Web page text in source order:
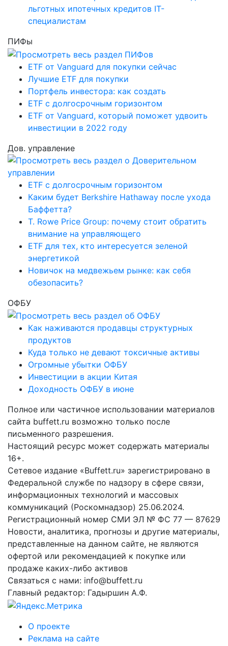
льготных ипотечных кредитов IT-
специалистам
ПИФы
ETF от Vanguard для покупки сейчас
Лучшие ETF для покупки
Портфель инвестора: как создать
ETF с долгосрочным горизонтом
ETF от Vanguard, который поможет удвоить
инвестиции в 2022 году
Дов. управление
ETF с долгосрочным горизонтом
Каким будет Berkshire Hathaway после ухода
Баффетта?
T. Rowe Price Group: почему стоит обратить
внимание на управляющего
ETF для тех, кто интересуется зеленой
энергетикой
Новичок на медвежьем рынке: как себя
обезопасить?
ОФБУ
Как наживаются продавцы структурных
продуктов
Куда только не девают токсичные активы
Огромные убытки ОФБУ
Инвестиции в акции Китая
Доходность ОФБУ в июне
Полное или частичное использовании материалов
сайта buffett.ru возможно только после
письменного разрешения.
Настоящий ресурс может содержать материалы
16+.
Сетевое издание «Buffett.ru» зарегистрировано в
Федеральной службе по надзору в сфере связи,
информационных технологий и массовых
коммуникаций (Роскомнадзор) 25.06.2024.
Регистрационный номер СМИ ЭЛ № ФС 77 — 87629
Новости, аналитика, прогнозы и другие материалы,
представленные на данном сайте, не являются
офертой или рекомендацией к покупке или
продаже каких-либо активов
Связаться с нами: info@buffett.ru
Главный редактор: Гадыршин А.Ф.
О проекте
Реклама на сайте